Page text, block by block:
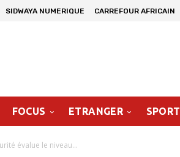
SIDWAYA NUMERIQUE CARREFOUR AFRICAIN
FOCUS ETRANGER SPORT
évalue le niveau...